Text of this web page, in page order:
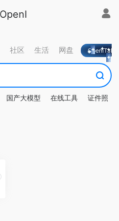
社区 生活 网盘 OpeniTab
国产大模型 在线工具 证件照